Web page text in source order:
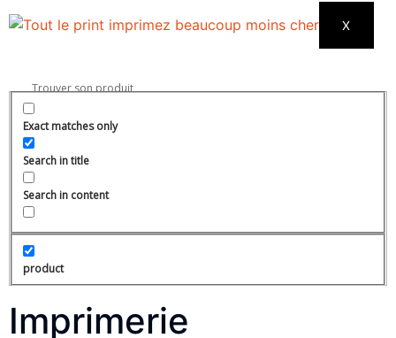
X
Exact matches only
Search in title
Search in content
product
Imprimerie